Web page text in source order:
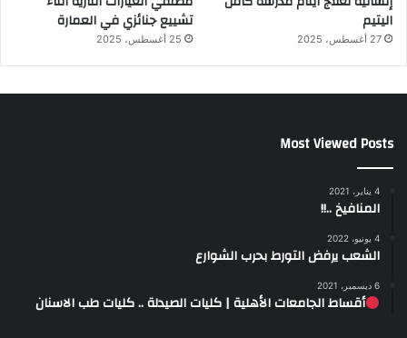
اليتيم
27 أغسطس، 2025
تشييع جنائزي في العمارة
25 أغسطس، 2025
Most Viewed Posts
4 يناير، 2021
المنافيخ ..!!
4 يونيو، 2022
الشعب يرفض التورط بحرب الشوارع
6 ديسمبر، 2021
أقساط الجامعات الأهلية | كليات الصيدلة .. كليات طب الاسنان